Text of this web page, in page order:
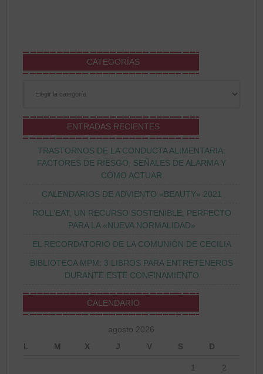
CATEGORÍAS
ENTRADAS RECIENTES
TRASTORNOS DE LA CONDUCTA ALIMENTARIA:
FACTORES DE RIESGO, SEÑALES DE ALARMA Y
CÓMO ACTUAR
CALENDARIOS DE ADVIENTO «BEAUTY» 2021
ROLL’EAT, UN RECURSO SOSTENIBLE, PERFECTO
PARA LA «NUEVA NORMALIDAD»
EL RECORDATORIO DE LA COMUNIÓN DE CECILIA
BIBLIOTECA MPM: 3 LIBROS PARA ENTRETENEROS
DURANTE ESTE CONFINAMIENTO
CALENDARIO
agosto 2026
L
M X J V S D
1 2